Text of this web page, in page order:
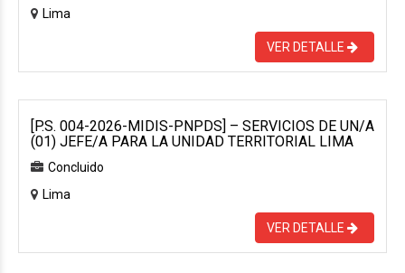
Lima
VER DETALLE
[P.S. 004-2026-MIDIS-PNPDS] – SERVICIOS DE UN/A
(01) JEFE/A PARA LA UNIDAD TERRITORIAL LIMA
Concluido
Lima
VER DETALLE